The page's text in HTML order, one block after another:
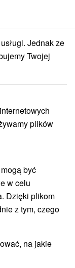
Horný Zemplín
Zemplín
(1)
ruiny(4)
(1)
Jednak ze
Twojej
plików
być
w celu
Dzięki plikom
z tym, czego
na jakie